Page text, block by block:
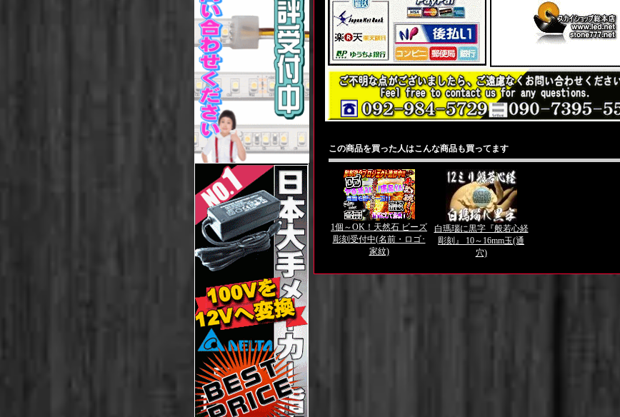
この商品を買った人はこんな商品も買ってます
1個～OK！天然石 ビーズ
彫刻受付中(名前・ロゴ･
家紋)
白瑪瑙に黒字『般若心経
彫刻』 10～16mm玉(通
穴)